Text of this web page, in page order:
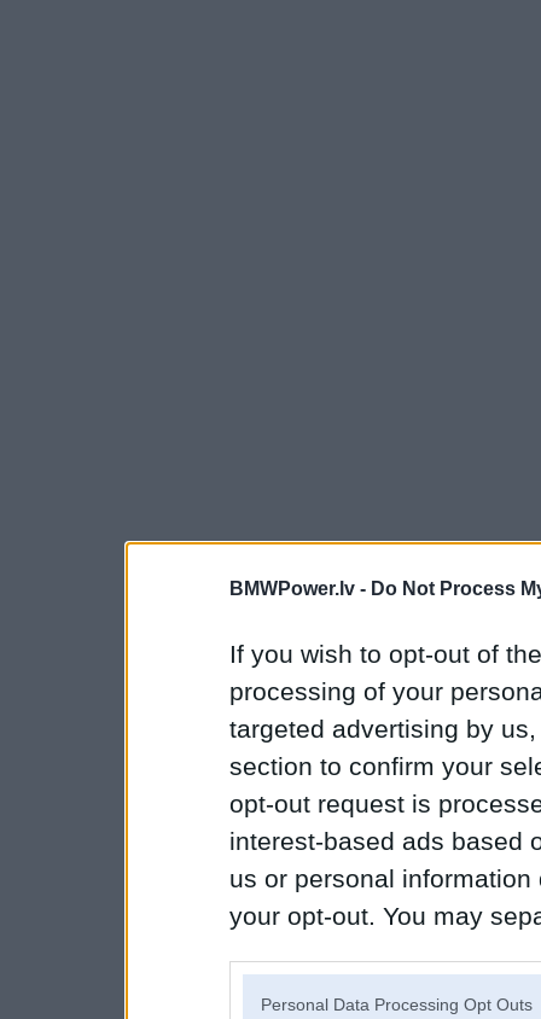
BMWPower.lv - Do Not Process
If you wish to opt-out of
processing of your
targeted advertising by
section to confirm your
opt-out request is
interest-based ads based
us or personal
your opt-out. You may
Personal Data Processing Opt Outs